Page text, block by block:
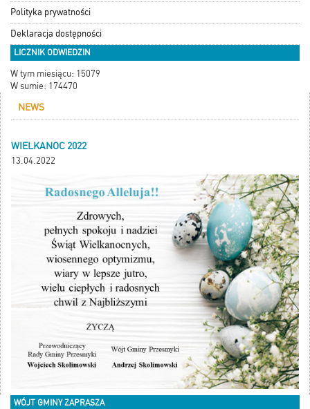
Polityka prywatności
Deklaracja dostępności
LICZNIK ODWIEDZIN
W tym miesiącu: 15079
W sumie: 174470
NEWS
WIELKANOC 2022
13.04.2022
WÓJT GMINY ZAPRASZA